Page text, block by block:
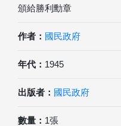
頒給勝利勳章
作者： 國民政府
年代： 1945
出版者： 國民政府
數量： 1張